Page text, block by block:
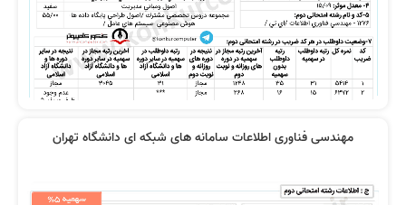
مهندسی فناوری اطلاعات سامانه های شبکه ای دانشگاه تهران